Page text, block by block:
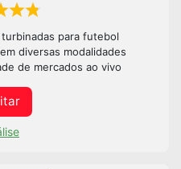
para futebol
diversas modalidades
de mercados ao vivo